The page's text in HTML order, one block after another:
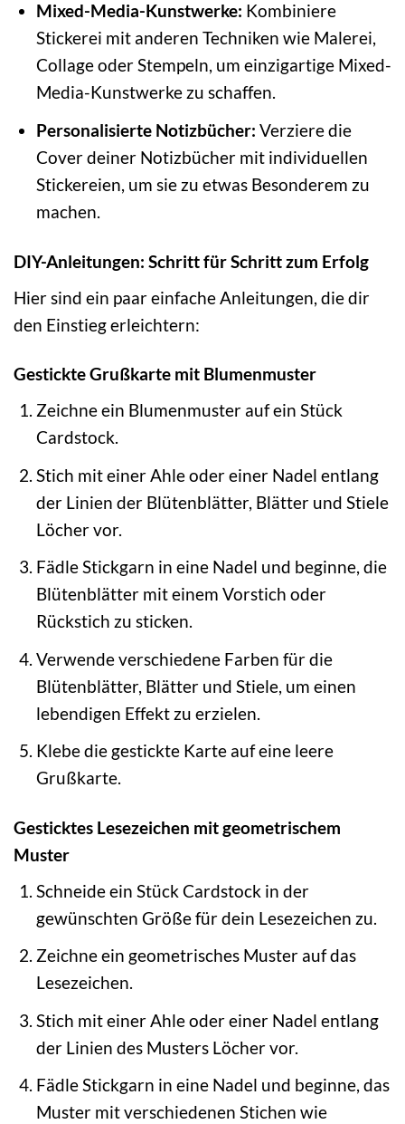
Mixed-Media-Kunstwerke: Kombiniere
Stickerei mit anderen Techniken wie Malerei,
Collage oder Stempeln, um einzigartige Mixed-
Media-Kunstwerke zu schaffen.
Personalisierte Notizbücher: Verziere die
Cover deiner Notizbücher mit individuellen
Stickereien, um sie zu etwas Besonderem zu
machen.
DIY-Anleitungen: Schritt für Schritt zum Erfolg
Hier sind ein paar einfache Anleitungen, die dir
den Einstieg erleichtern:
Gestickte Grußkarte mit Blumenmuster
Zeichne ein Blumenmuster auf ein Stück
Cardstock.
Stich mit einer Ahle oder einer Nadel entlang
der Linien der Blütenblätter, Blätter und Stiele
Löcher vor.
Fädle Stickgarn in eine Nadel und beginne, die
Blütenblätter mit einem Vorstich oder
Rückstich zu sticken.
Verwende verschiedene Farben für die
Blütenblätter, Blätter und Stiele, um einen
lebendigen Effekt zu erzielen.
Klebe die gestickte Karte auf eine leere
Grußkarte.
Gesticktes Lesezeichen mit geometrischem
Muster
Schneide ein Stück Cardstock in der
gewünschten Größe für dein Lesezeichen zu.
Zeichne ein geometrisches Muster auf das
Lesezeichen.
Stich mit einer Ahle oder einer Nadel entlang
der Linien des Musters Löcher vor.
Fädle Stickgarn in eine Nadel und beginne, das
Muster mit verschiedenen Stichen wie